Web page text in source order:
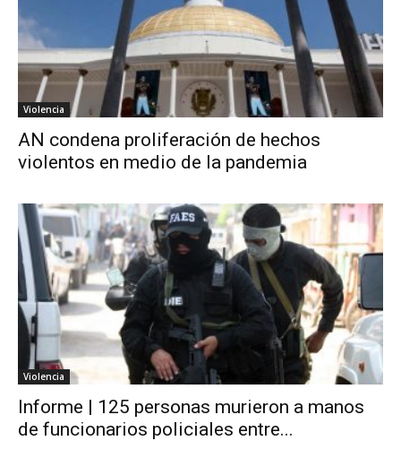
Violencia
AN condena proliferación de hechos
violentos en medio de la pandemia
Violencia
Informe | 125 personas murieron a manos
de funcionarios policiales entre...